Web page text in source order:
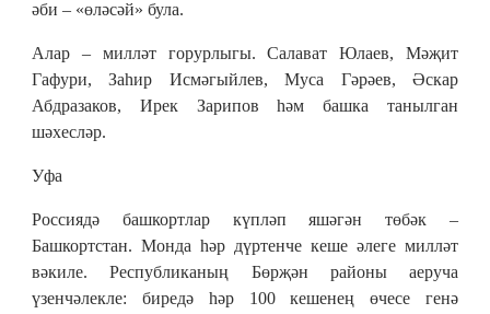
әби – «өләсәй» була.
Алар – милләт горурлыгы. Салават Юлаев, Мәҗит
Гафури, Заһир Исмәгыйлев, Муса Гәрәев, Әскар
Абдразаков, Ирек Зарипов һәм башка танылган
шәхесләр.
Уфа
Россиядә башкортлар күпләп яшәгән төбәк –
Башкортстан. Монда һәр дүртенче кеше әлеге милләт
вәкиле. Республиканың Бөрҗән районы аеруча
үзенчәлекле: биредә һәр 100 кешенең өчесе генә